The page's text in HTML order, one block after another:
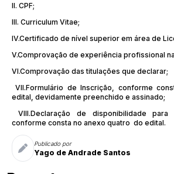
II. CPF;
III. Curriculum Vitae;
IV.Certificado de nível superior em área de
V.Comprovação de experiência profissional
VI.Comprovação das titulações que declarar;
VII.Formulário de Inscrição, conforme
edital, devidamente preenchido e assinado;
VIII.Declaração de disponibilidade para
conforme consta no anexo quatro do edital.
Publicado por
Yago de Andrade Santos